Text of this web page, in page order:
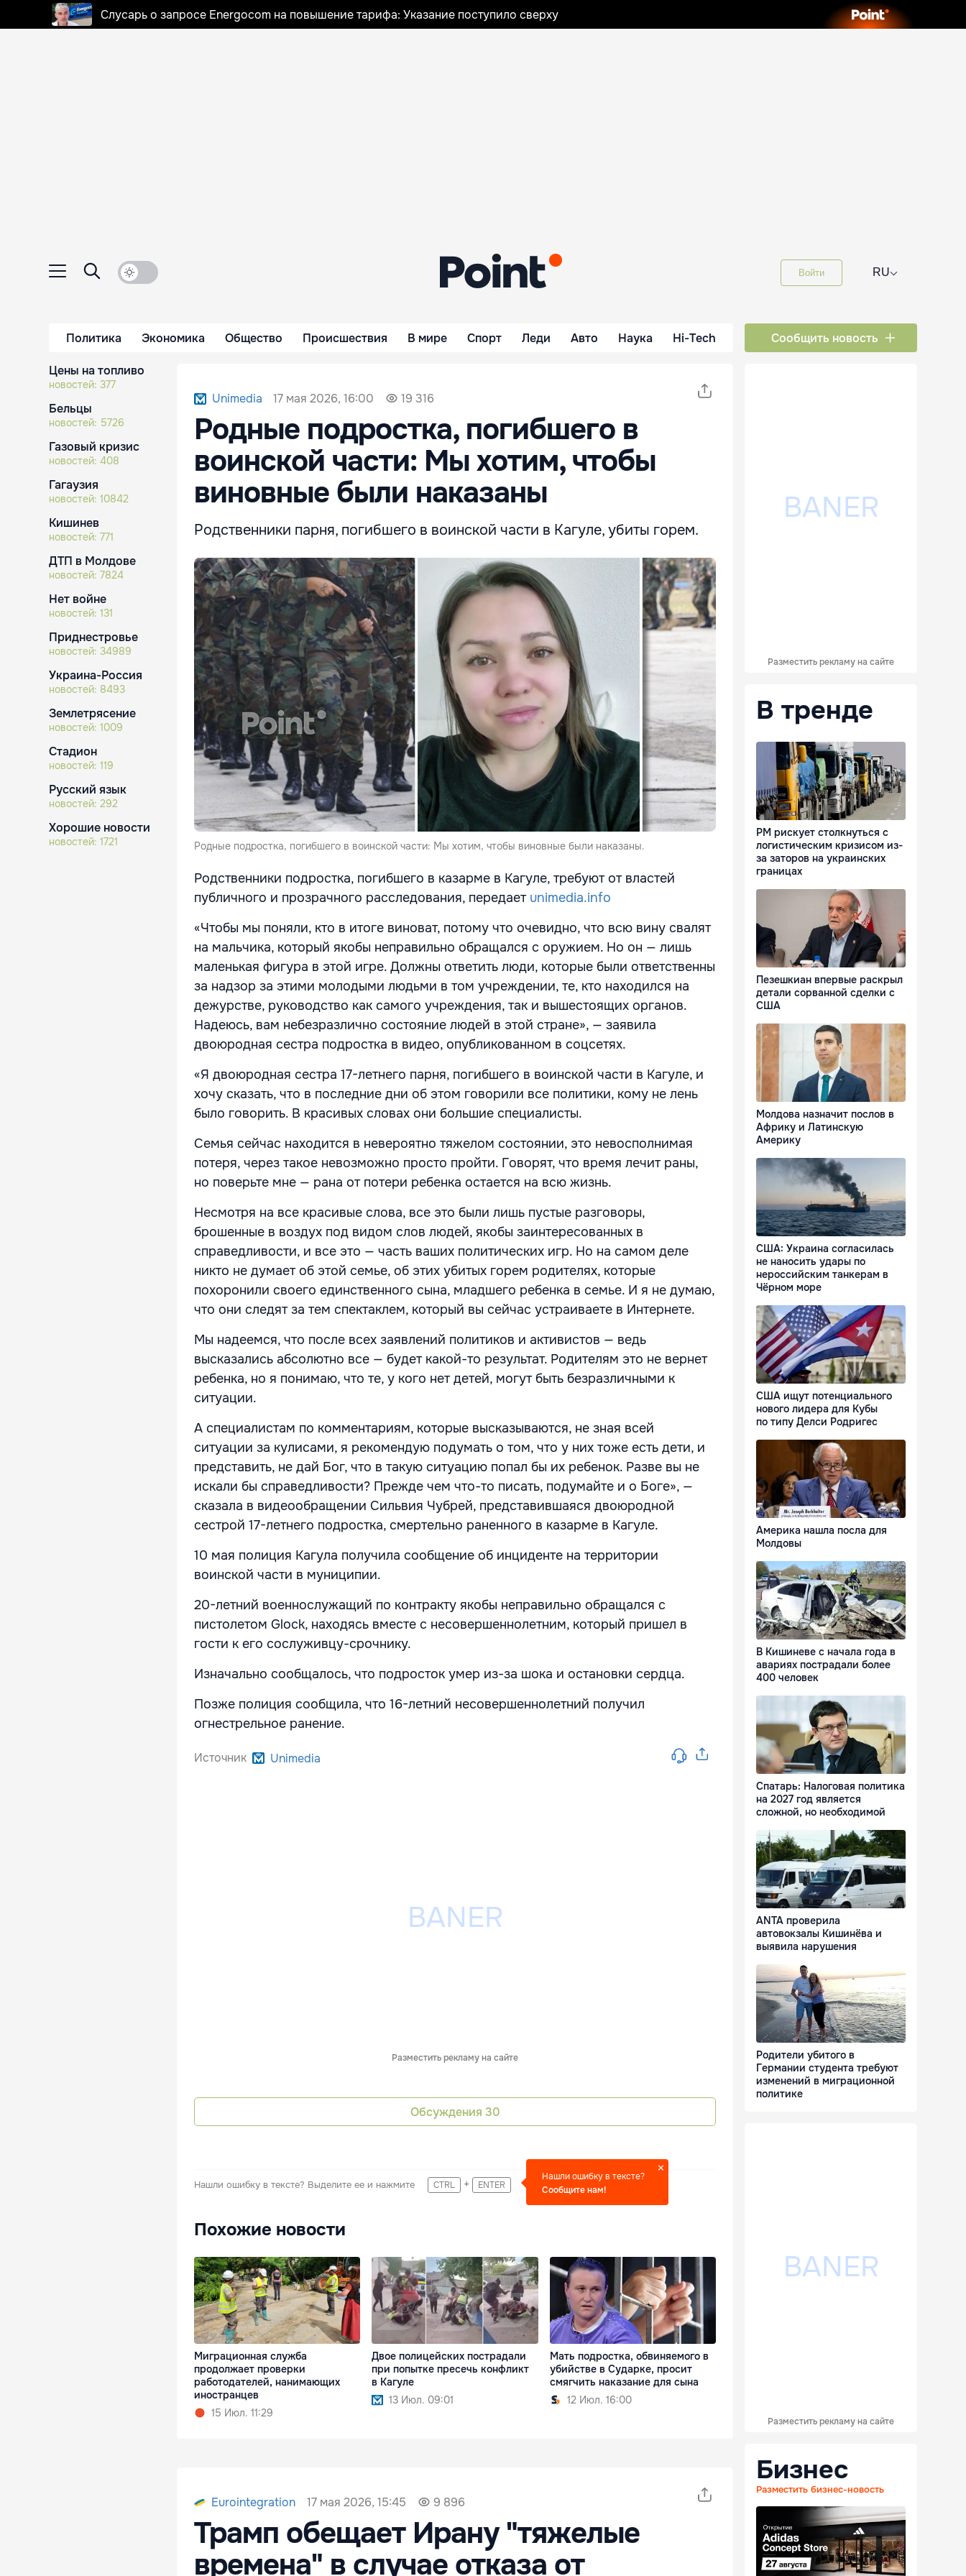
Слусарь о запросе Energocom на повышение тарифа: Указание поступило сверху
Войти RU⌵
Политика Экономика Общество Происшествия В мире Спорт Леди Авто Наука Hi-Tech Сообщить новость
Цены на топливо
новостей: 377
Бельцы
новостей: 5726
Газовый кризис
новостей: 408
Гагаузия
новостей: 10842
Кишинев
новостей: 771
ДТП в Молдове
новостей: 7824
Нет войне
новостей: 131
Приднестровье
новостей: 34989
Украина-Россия
новостей: 8493
Землетрясение
новостей: 1009
Стадион
новостей: 119
Русский язык
новостей: 292
Хорошие новости
новостей: 1721
Unimedia 17 мая 2026, 16:00 19 316
Родные подростка, погибшего в
воинской части: Мы хотим, чтобы
виновные были наказаны
Родственники парня, погибшего в воинской части в Кагуле, убиты горем.
Родные подростка, погибшего в воинской части: Мы хотим, чтобы виновные были наказаны.
Родственники подростка, погибшего в казарме в Кагуле, требуют от властей
публичного и прозрачного расследования, передает unimedia.info
«Чтобы мы поняли, кто в итоге виноват, потому что очевидно, что всю вину свалят
на мальчика, который якобы неправильно обращался с оружием. Но он — лишь
маленькая фигура в этой игре. Должны ответить люди, которые были ответственны
за надзор за этими молодыми людьми в том учреждении, те, кто находился на
дежурстве, руководство как самого учреждения, так и вышестоящих органов.
Надеюсь, вам небезразлично состояние людей в этой стране», — заявила
двоюродная сестра подростка в видео, опубликованном в соцсетях.
«Я двоюродная сестра 17-летнего парня, погибшего в воинской части в Кагуле, и
хочу сказать, что в последние дни об этом говорили все политики, кому не лень
было говорить. В красивых словах они большие специалисты.
Семья сейчас находится в невероятно тяжелом состоянии, это невосполнимая
потеря, через такое невозможно просто пройти. Говорят, что время лечит раны,
но поверьте мне — рана от потери ребенка остается на всю жизнь.
Несмотря на все красивые слова, все это были лишь пустые разговоры,
брошенные в воздух под видом слов людей, якобы заинтересованных в
справедливости, и все это — часть ваших политических игр. Но на самом деле
никто не думает об этой семье, об этих убитых горем родителях, которые
похоронили своего единственного сына, младшего ребенка в семье. И я не думаю,
что они следят за тем спектаклем, который вы сейчас устраиваете в Интернете.
Мы надеемся, что после всех заявлений политиков и активистов — ведь
высказались абсолютно все — будет какой-то результат. Родителям это не вернет
ребенка, но я понимаю, что те, у кого нет детей, могут быть безразличными к
ситуации.
А специалистам по комментариям, которые высказываются, не зная всей
ситуации за кулисами, я рекомендую подумать о том, что у них тоже есть дети, и
представить, не дай Бог, что в такую ситуацию попал бы их ребенок. Разве вы не
искали бы справедливости? Прежде чем что-то писать, подумайте и о Боге», —
сказала в видеообращении Сильвия Чубрей, представившаяся двоюродной
сестрой 17-летнего подростка, смертельно раненного в казарме в Кагуле.
10 мая полиция Кагула получила сообщение об инциденте на территории
воинской части в муниципии.
20-летний военнослужащий по контракту якобы неправильно обращался с
пистолетом Glock, находясь вместе с несовершеннолетним, который пришел в
гости к его сослуживцу-срочнику.
Изначально сообщалось, что подросток умер из-за шока и остановки сердца.
Позже полиция сообщила, что 16-летний несовершеннолетний получил
огнестрельное ранение.
Источник Unimedia
Разместить рекламу на сайте
Обсуждения 30
Нашли ошибку в тексте? Выделите ее и нажмите CTRL + ENTER
Нашли ошибку в тексте?
Сообщите нам!
Похожие новости
Миграционная служба
продолжает проверки
работодателей, нанимающих
иностранцев
15 Июл. 11:29
Двое полицейских пострадали
при попытке пресечь конфликт
в Кагуле
13 Июл. 09:01
Мать подростка, обвиняемого в
убийстве в Сударке, просит
смягчить наказание для сына
12 Июл. 16:00
Eurointegration 17 мая 2026, 15:45 9 896
Трамп обещает Ирану "тяжелые
времена" в случае отказа от
Разместить рекламу на сайте
В тренде
РМ рискует столкнуться с
логистическим кризисом из-
за заторов на украинских
границах
Пезешкиан впервые раскрыл
детали сорванной сделки с
США
Молдова назначит послов в
Африку и Латинскую
Америку
США: Украина согласилась
не наносить удары по
нероссийским танкерам в
Чёрном море
США ищут потенциального
нового лидера для Кубы
по типу Делси Родригес
Америка нашла посла для
Молдовы
В Кишиневе с начала года в
авариях пострадали более
400 человек
Спатарь: Налоговая политика
на 2027 год является
сложной, но необходимой
ANTA проверила
автовокзалы Кишинёва и
выявила нарушения
Родители убитого в
Германии студента требуют
изменений в миграционной
политике
Разместить рекламу на сайте
Бизнес
Разместить бизнес-новость